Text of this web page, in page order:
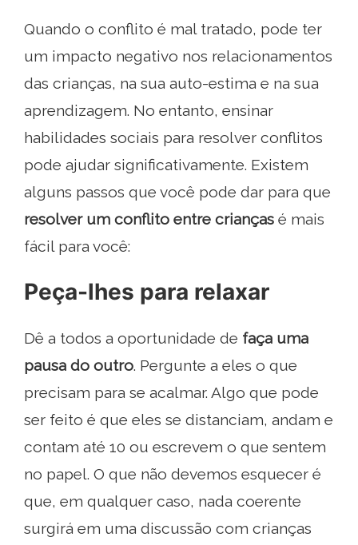
Quando o conflito é mal tratado, pode ter
um impacto negativo nos relacionamentos
das crianças, na sua auto-estima e na sua
aprendizagem. No entanto, ensinar
habilidades sociais para resolver conflitos
pode ajudar significativamente. Existem
alguns passos que você pode dar para que
resolver um conflito entre crianças é mais
fácil para você:
Peça-lhes para relaxar
Dê a todos a oportunidade de faça uma
pausa do outro. Pergunte a eles o que
precisam para se acalmar. Algo que pode
ser feito é que eles se distanciam, andam e
contam até 10 ou escrevem o que sentem
no papel. O que não devemos esquecer é
que, em qualquer caso, nada coerente
surgirá em uma discussão com crianças